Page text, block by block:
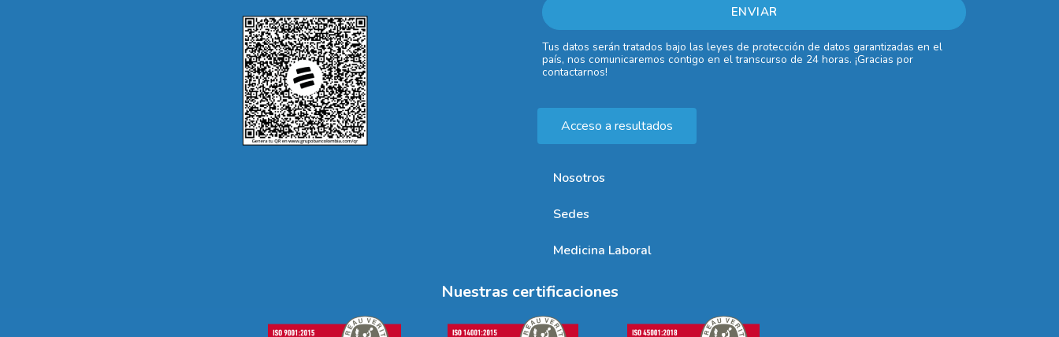
Tus datos serán tratados bajo las leyes de protección de datos garantizadas en el
país, nos comunicaremos contigo en el transcurso de 24 horas. ¡Gracias por
contactarnos!
Acceso a resultados
Nosotros
Sedes
Medicina Laboral
Nuestras certificaciones